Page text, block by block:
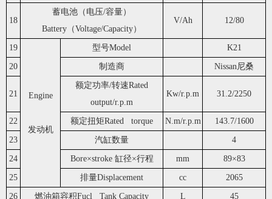
18
蓄电池（电压/容量）
Battery（Voltage/Capacity）
V/Ah 12/80
19
Engine
发动机
型号Model K21
20 制造商 Nissan尼桑
21
额定功率/转速Rated
output/r.p.m
Kw/r.p.m 31.2/2250
22 额定扭矩Rated torque N.m/r.p.m 143.7/1600
23 汽缸数量 4
24 Bore×stroke 缸径×行程 mm 89×83
25 排量Displacement cc 2065
26 燃油箱容积Fucl Tank Capacity L 45